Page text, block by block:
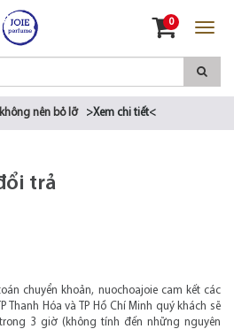
0
nên bỏ lỡ >Xem chi tiết<
trả
chuyển khoản, nuochoajoie cam kết các
Thanh Hóa và TP Hồ Chí Minh quý khách sẽ
3 giờ (không tính đến những nguyên